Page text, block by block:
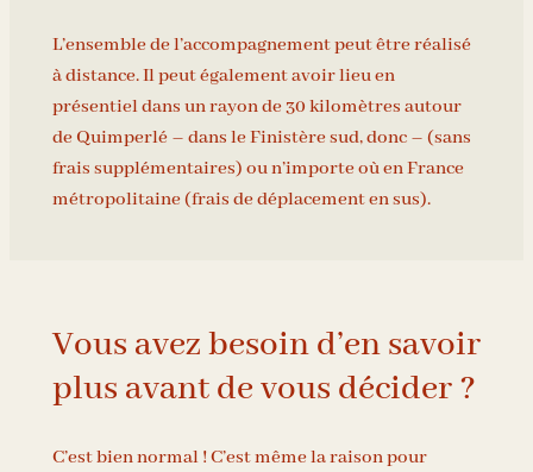
L’ensemble de l’accompagnement peut être réalisé
à distance. Il peut également avoir lieu en
présentiel dans un rayon de 30 kilomètres autour
de Quimperlé – dans le Finistère sud, donc – (sans
frais supplémentaires) ou n’importe où en France
métropolitaine (frais de déplacement en sus).
Vous avez besoin d’en savoir
plus avant de vous décider ?
C’est bien normal ! C’est même la raison pour